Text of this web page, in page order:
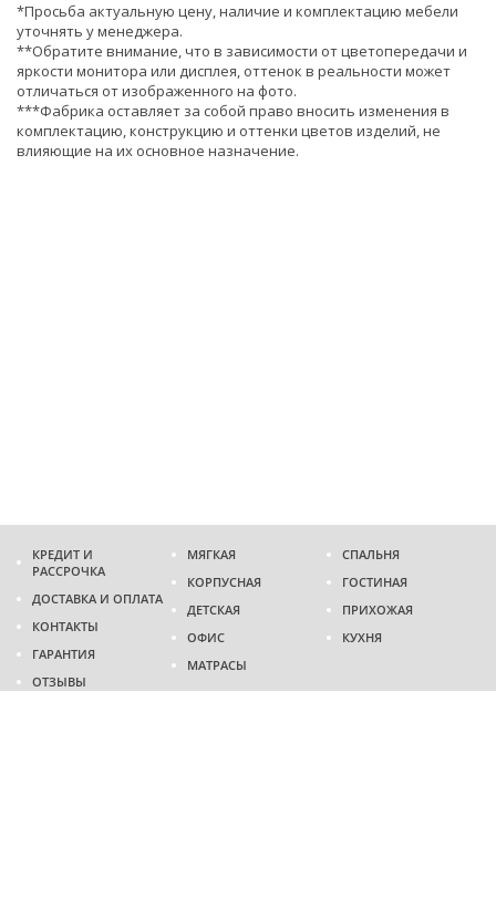
*Просьба актуальную цену, наличие и комплектацию мебели
уточнять у менеджера.
**Обратите внимание, что в зависимости от цветопередачи и
яркости монитора или дисплея, оттенок в реальности может
отличаться от изображенного на фото.
***Фабрика оставляет за собой право вносить изменения в
комплектацию, конструкцию и оттенки цветов изделий, не
влияющие на их основное назначение.
КРЕДИТ И
РАССРОЧКА
ДОСТАВКА И ОПЛАТА
КОНТАКТЫ
ГАРАНТИЯ
ОТЗЫВЫ
МЯГКАЯ
КОРПУСНАЯ
ДЕТСКАЯ
ОФИС
МАТРАСЫ
СПАЛЬНЯ
ГОСТИНАЯ
ПРИХОЖАЯ
КУХНЯ